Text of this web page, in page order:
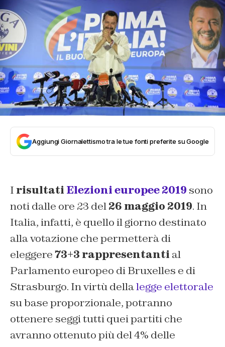
Aggiungi Giornalettismo tra le tue fonti preferite su Google
I risultati Elezioni europee 2019 sono
noti dalle ore 23 del26 maggio 2019. In
Italia, infatti, è quello il giorno destinato
alla votazione che permetterà di
eleggere73+3 rappresentanti al
Parlamento europeo di Bruxelles e di
Strasburgo. In virtù dellalegge elettorale
su base proporzionale, potranno
ottenere seggi tutti quei partiti che
avranno ottenuto più del 4% delle